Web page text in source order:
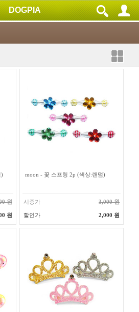
DOGPIA
)
원
원
moon - 꽃 스프링 2p (색상:랜덤)
시중가 3,000 원
할인가 2,000 원